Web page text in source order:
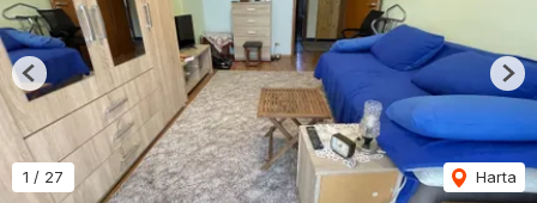
1 / 27 Harta
Previous